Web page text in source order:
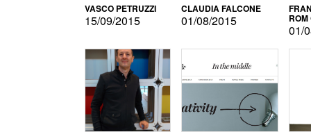
VASCO PETRUZZI
15/09/2015
CLAUDIA FALCONE
01/08/2015
01/